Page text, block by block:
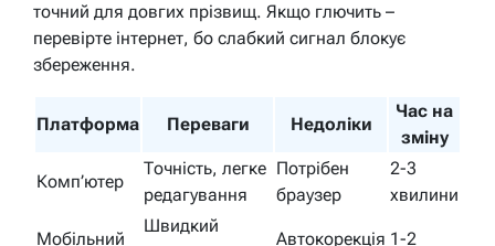
точний для довгих прізвищ. Якщо глючить –
перевірте інтернет, бо слабкий сигнал блокує
збереження.
Платформа Переваги Недоліки
Час на
зміну
Комп’ютер
Точність, легке
редагування
Потрібен
браузер
2-3
хвилини
Мобільний
Швидкий
Автокорекція 1-2